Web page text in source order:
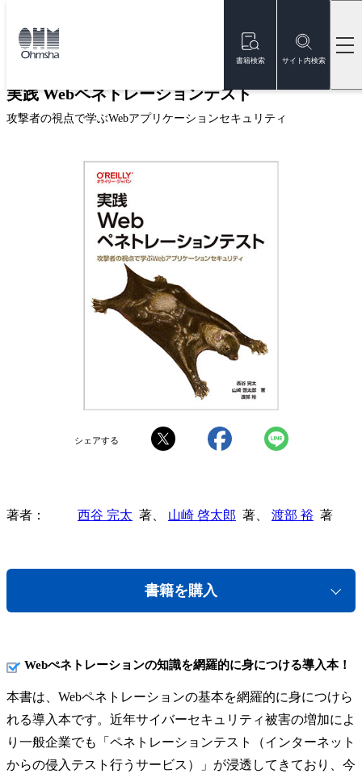
書籍検索 サイト内検索
トップ
実践 Webペネトレーションテスト
攻撃者の視点で学ぶWebアプリケーションセキュリティ
シェアする
著者 西谷 完太 著、 山崎 啓太郎 著、 渡部 裕 著
書籍を購入
Webぺネトレーションの知識を網羅的に身につける導入本！
本書は、Webペネトレーションの基本を網羅的に身につけら
れる導入本です。近年サイバーセキュリティ被害の増加によ
り一般企業でも「ペネトレーションテスト（インターネット
からの侵入テスト行うサービス）」が浸透してきており、今